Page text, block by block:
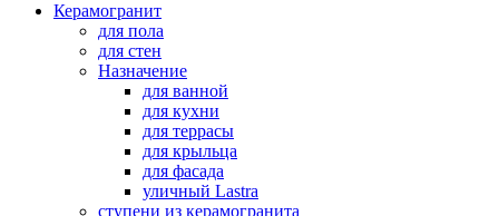
Керамогранит
для пола
для стен
Назначение
для ванной
для кухни
для террасы
для крыльца
для фасада
уличный Lastra
ступени из керамогранита